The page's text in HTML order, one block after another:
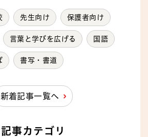
先生向け 保護者向け
言葉と学びを広げる 国語
書写・書道
新着記事一覧へ
記事カテゴリ